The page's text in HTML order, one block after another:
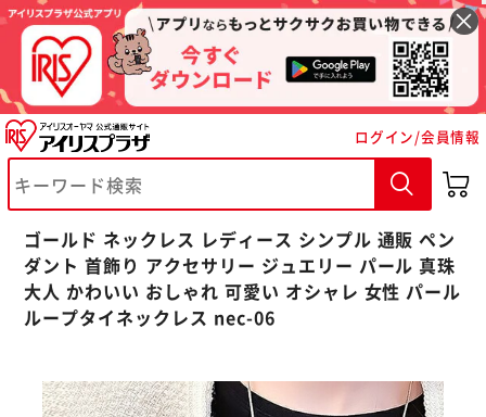
ログイン/会員情報
ゴールド ネックレス レディース シンプル 通販 ペン
ダント 首飾り アクセサリー ジュエリー パール 真珠
大人 かわいい おしゃれ 可愛い オシャレ 女性 パール
ループタイネックレス nec-06
※ご確認ください
カートに入れる 購入手続きへ